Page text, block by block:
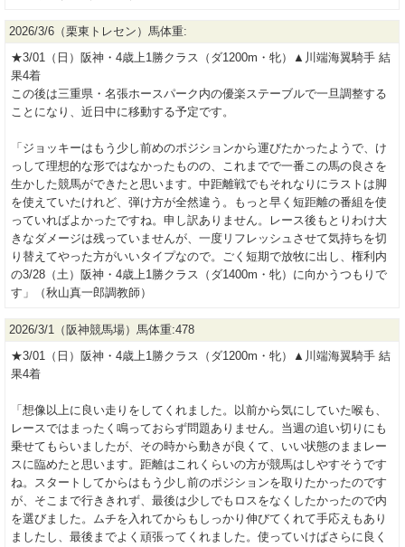
2026/3/6（栗東トレセン）馬体重:
★3/01（日）阪神・4歳上1勝クラス（ダ1200m・牝）▲川端海翼騎手 結
果4着
この後は三重県・名張ホースパーク内の優楽ステーブルで一旦調整する
ことになり、近日中に移動する予定です。
「ジョッキーはもう少し前めのポジションから運びたかったようで、け
っして理想的な形ではなかったものの、これまでで一番この馬の良さを
生かした競馬ができたと思います。中距離戦でもそれなりにラストは脚
を使えていたけれど、弾け方が全然違う。もっと早く短距離の番組を使
っていればよかったですね。申し訳ありません。レース後もとりわけ大
きなダメージは残っていませんが、一度リフレッシュさせて気持ちを切
り替えてやった方がいいタイプなので。ごく短期で放牧に出し、権利内
の3/28（土）阪神・4歳上1勝クラス（ダ1400m・牝）に向かうつもりで
す」（秋山真一郎調教師）
2026/3/1（阪神競馬場）馬体重:478
★3/01（日）阪神・4歳上1勝クラス（ダ1200m・牝）▲川端海翼騎手 結
果4着
「想像以上に良い走りをしてくれました。以前から気にしていた喉も、
レースではまったく鳴っておらず問題ありません。当週の追い切りにも
乗せてもらいましたが、その時から動きが良くて、いい状態のままレー
スに臨めたと思います。距離はこれくらいの方が競馬はしやすそうです
ね。スタートしてからはもう少し前のポジションを取りたかったのです
が、そこまで行ききれず、最後は少しでもロスをなくしたかったので内
を選びました。ムチを入れてからもしっかり伸びてくれて手応えもあり
ましたし、最後までよく頑張ってくれました。使っていけばさらに良く